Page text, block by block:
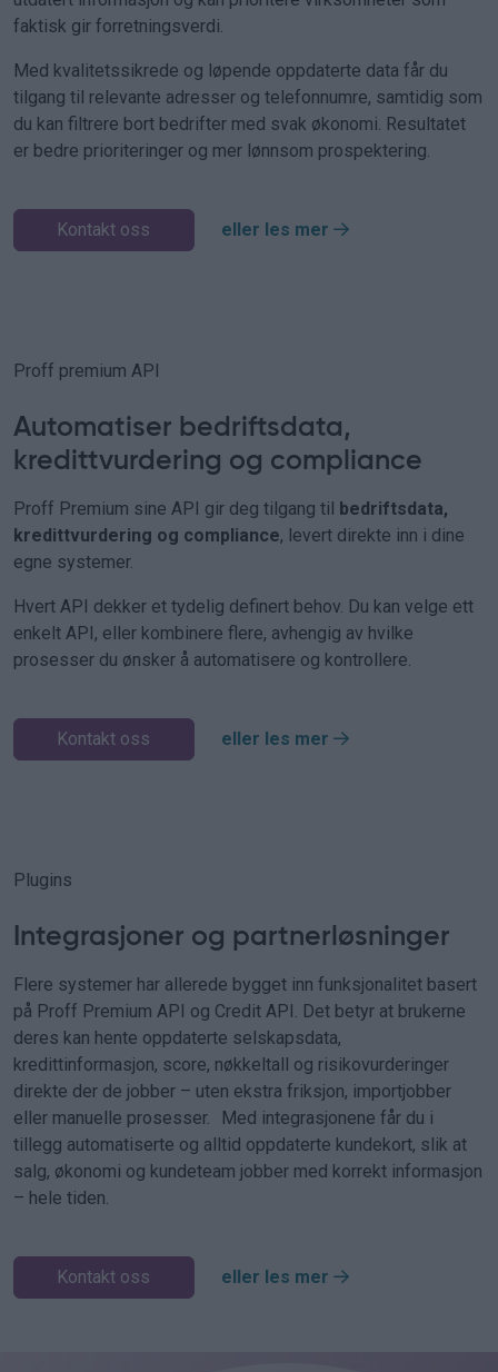
faktisk gir forretningsverdi.
Med kvalitetssikrede og løpende oppdaterte data får du
tilgang til relevante adresser og telefonnumre, samtidig som
du kan filtrere bort bedrifter med svak økonomi. Resultatet
er bedre prioriteringer og mer lønnsom prospektering.
Kontakt oss eller les mer
Proff premium API
Automatiser bedriftsdata,
kredittvurdering og compliance
Proff Premium sine API gir deg tilgang til
bedriftsdata,
kredittvurdering og compliance, levert direkte inn i dine
egne systemer.
Hvert API dekker et tydelig definert behov. Du kan velge ett
enkelt API, eller kombinere flere, avhengig av hvilke
prosesser du ønsker å automatisere og kontrollere.
Kontakt oss eller les mer
Plugins
Integrasjoner og partnerløsninger
Flere systemer har allerede bygget inn funksjonalitet basert
på Proff Premium API og Credit API. Det betyr at brukerne
deres kan hente oppdaterte selskapsdata,
kredittinformasjon, score, nøkkeltall og risikovurderinger
direkte der de jobber – uten ekstra friksjon, importjobber
eller manuelle prosesser. Med integrasjonene får du i
tillegg automatiserte og alltid oppdaterte kundekort, slik at
salg, økonomi og kundeteam jobber med korrekt informasjon
– hele tiden.
Kontakt oss eller les mer